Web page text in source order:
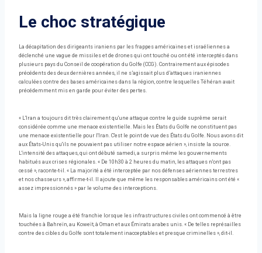
Le choc stratégique
La décapitation des dirigeants iraniens par les frappes américaines et israéliennes a
déclenché une vague de missiles et de drones qui ont touché ou ont été interceptés dans
plusieurs pays du Conseil de coopération du Golfe (CCG). Contrairement aux épisodes
précédents des deux dernières années, il ne s’agissait plus d’attaques iraniennes
calculées contre des bases américaines dans la région, contre lesquelles Téhéran avait
précédemment mis en garde pour éviter des pertes.
« L'Iran a toujours dit très clairement qu'une attaque contre le guide suprême serait
considérée comme une menace existentielle. Mais les États du Golfe ne constituent pas
une menace existentielle pour l'Iran. C'est le point de vue des États du Golfe. Nous avons dit
aux États-Unis qu'ils ne pouvaient pas utiliser notre espace aérien », insiste la source.
L'intensité des attaques, qui ont débuté samedi, a surpris même les gouvernements
habitués aux crises régionales. « De 10h30 à 2 heures du matin, les attaques n'ont pas
cessé », raconte-t-il. « La majorité a été interceptée par nos défenses aériennes terrestres
et nos chasseurs », affirme-t-il. Il ajoute que même les responsables américains ont été «
assez impressionnés » par le volume des interceptions.
Mais la ligne rouge a été franchie lorsque les infrastructures civiles ont commencé à être
touchées à Bahreïn, au Koweït, à Oman et aux Émirats arabes unis. « De telles représailles
contre des cibles du Golfe sont totalement inacceptables et presque criminelles », dit-il.